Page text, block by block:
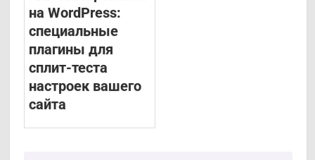
на WordPress:
специальные
плагины для
сплит-теста
настроек вашего
сайта